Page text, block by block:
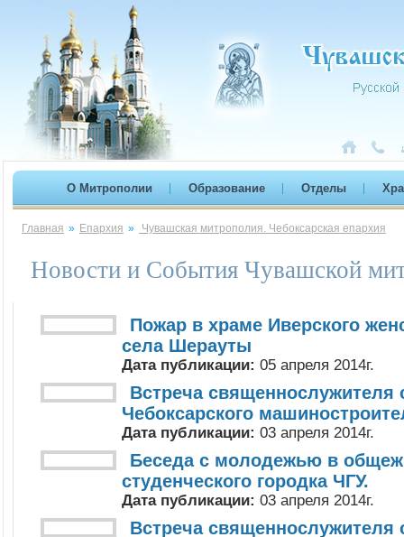
О Митрополии Образование Отделы
Главная » Епархия » Чувашская митрополия. Чебоксарская епархия
Новости и События Чувашской
Пожар в храме Иверского
села Шерауты
Дата публикации: 05 апреля 2014г.
Встреча священнослужителя
Чебоксарского
Дата публикации: 03 апреля 2014г.
Беседа с молодежью в
студенческого городка ЧГУ.
Дата публикации: 03 апреля 2014г.
Встреча священнослужителя